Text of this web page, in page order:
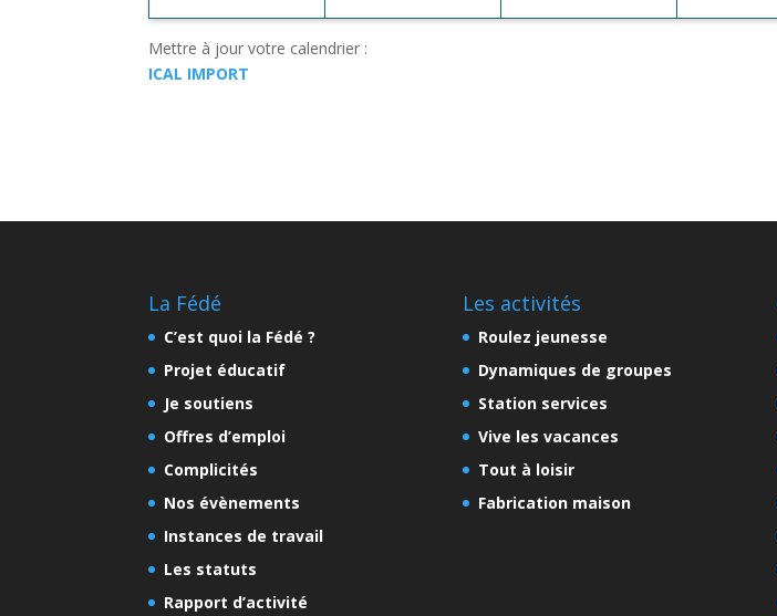
Mettre à jour votre calendrier :
ICAL IMPORT
La Fédé
C’est quoi la Fédé ?
Projet éducatif
Je soutiens
Offres d’emploi
Complicités
Nos évènements
Instances de travail
Les statuts
Rapport d’activité
Les activités
Roulez jeunesse
Dynamiques de groupes
Station services
Vive les vacances
Tout à loisir
Fabrication maison